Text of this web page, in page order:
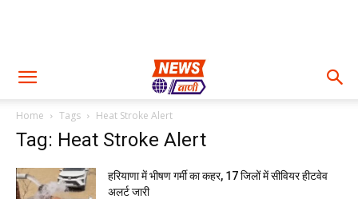
Home Tags Heat Stroke Alert
Tag: Heat Stroke Alert
हरियाणा में भीषण गर्मी का कहर, 17 जिलों में सीवियर हीटवेव
अलर्ट जारी